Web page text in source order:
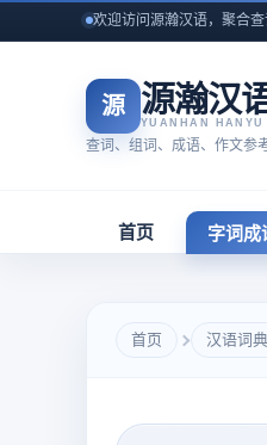
欢迎访问源瀚汉语，聚合
源 源瀚汉
YUANHAN HANYU
查词、组词、成语、作文参
首页 字词成
首页 汉语词典